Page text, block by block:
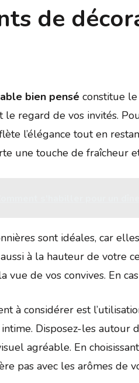
de
bien pensé constitue
le regard de vos invités.
l’élégance tout en
une touche de fraîcheur
sont idéales, car
à la hauteur de votre
vue de vos convives. En
à considérer est
Disposez-les autour
agréable. En
pas avec les arômes de